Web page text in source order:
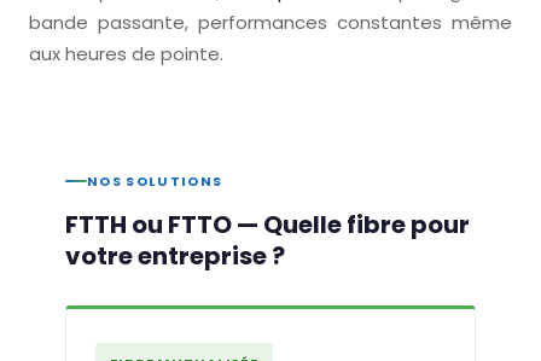
bande passante, performances constantes même
aux heures de pointe.
NOS SOLUTIONS
FTTH ou FTTO — Quelle fibre pour
votre entreprise ?